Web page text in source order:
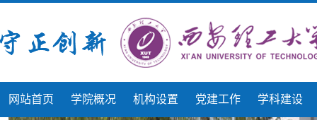
网站首页 学院概况 机构设置 党建工作 学科建设